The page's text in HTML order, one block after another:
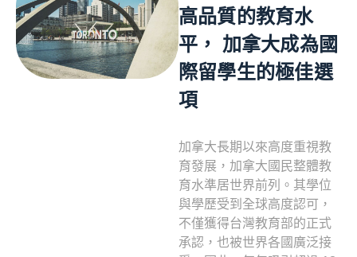
高品質的教育水
平， 加拿大成為國
際留學生的極佳選
項
加拿大長期以來高度重視教
育發展，加拿大國民整體教
育水準居世界前列。其學位
與學歷受到全球高度認可，
不僅獲得台灣教育部的正式
承認，也被世界各國廣泛接